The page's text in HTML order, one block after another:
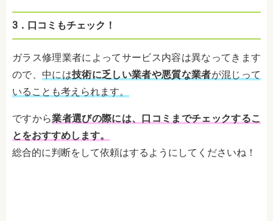
3．口コミもチェック！
ガラス修理業者によってサービス内容は異なってきます
ので、 中には技術に乏しい業者や悪質な業者が混じって
いることも考えられます。
ですから業者選びの際には、口コミまでチェックするこ
とをおすすめします。
総合的に判断をして依頼はするようにしてくださいね！